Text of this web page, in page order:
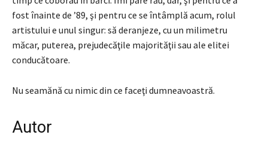
fost înainte de ’89, şi pentru ce se întâmplă acum, rolul
artistului e unul singur: să deranjeze, cu un milimetru
măcar, puterea, prejudecăţile majorităţii sau ale elitei
conducătoare.
Nu seamănă cu nimic din ce faceţi dumneavoastră.
Autor